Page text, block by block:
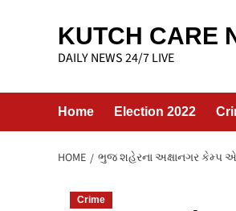
KUTCH CARE
DAILY NEWS 24/7 LIVE
Home Election 2022
HOME ભુજ શહેરના અક્ષાનગર કેમ્પ
Crime